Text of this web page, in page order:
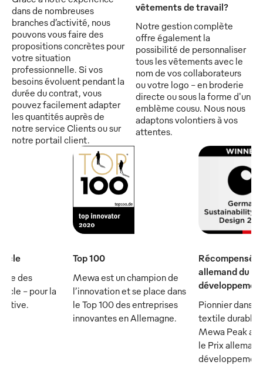
dans de nombreuses
branches d’activité, nous
pouvons vous faire des
propositions concrètes pour
votre situation
professionnelle. Si vos
besoins évoluent pendant la
durée du contrat, vous
pouvez facilement adapter
les quantités auprès de
notre service Clients ou sur
notre portail client.
vêtements de travail?
Notre gestion complète
offre également la
possibilité de personnaliser
tous les vêtements avec le
nom de vos collaborateurs
ou votre logo - en broderie
directe ou sous la forme d'un
emblème cousu. Nous nous
adaptons volontiers à vos
attentes.
des
- pour la
Top 100
Mewa est un champion de
l’innovation et se place dans
le Top 100 des entreprises
innovantes en Allemagne.
Récompensé
allemand du
Pionnier dans
textile durable
Mewa Peak a
le Prix